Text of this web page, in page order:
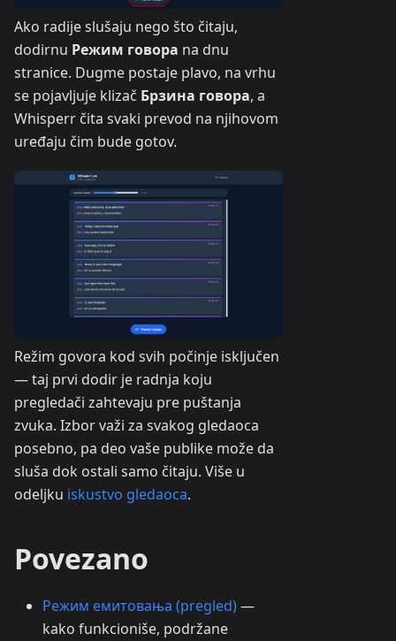
Ako radije slušaju nego što čitaju,
dodirnu Режим говора na dnu
stranice. Dugme postaje plavo, na vrhu
se pojavljuje klizač Брзина говора, a
Whisperr čita svaki prevod na njihovom
uređaju čim bude gotov.
Režim govora kod svih počinje isključen
— taj prvi dodir je radnja koju
pregledači zahtevaju pre puštanja
zvuka. Izbor važi za svakog gledaoca
posebno, pa deo vaše publike može da
sluša dok ostali samo čitaju. Više u
odeljku iskustvo gledaoca.
Povezano
Режим емитовања (pregled)—
kako funkcioniše, podržane